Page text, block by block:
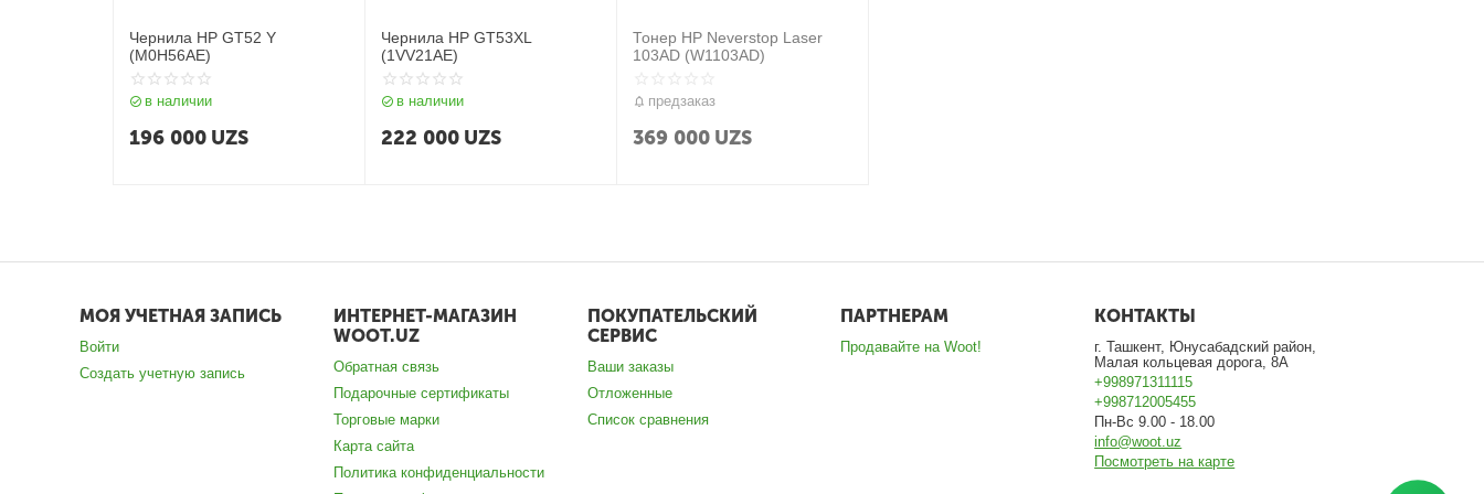
Чернила HP GT52 Y
(M0H56AE)
в наличии
196 000 UZS
Чернила HP GT53XL
(1VV21AE)
в наличии
222 000 UZS
Тонер HP Neverstop Laser
103AD (W1103AD)
предзаказ
369 000 UZS
МОЯ УЧЕТНАЯ ЗАПИСЬ
Войти
Создать учетную запись
ИНТЕРНЕТ-МАГАЗИН
WOOT.UZ
Обратная связь
Подарочные сертификаты
Торговые марки
Карта сайта
Политика конфиденциальности
ПОКУПАТЕЛЬСКИЙ
СЕРВИС
Ваши заказы
Отложенные
Список сравнения
ПАРТНЕРАМ
Продавайте на Woot!
КОНТАКТЫ
г. Ташкент, Юнусабадский район,
Малая кольцевая дорога, 8А
+998971311115
+998712005455
Пн-Вс 9.00 - 18.00
info@woot.uz
Посмотреть на карте